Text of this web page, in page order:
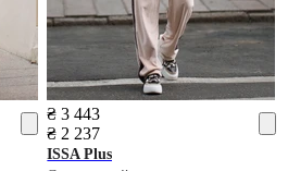
₴ 3 443
₴ 2 237
ISSA Plus